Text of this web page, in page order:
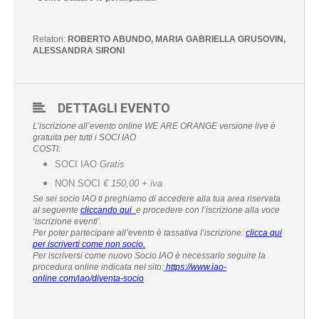
Relatori: ROBERTO ABUNDO, MARIA GABRIELLA GRUSOVIN,
ALESSANDRA SIRONI
DETTAGLI EVENTO
L’iscrizione all’evento online WE ARE ORANGE versione live è
gratuita per tutti i SOCI IAO
COSTI:
SOCI IAOGratis
NON SOCI€ 150,00 + iva
Se sei socio IAO ti preghiamo di accedere alla tua area riservata
al seguente cliccando qui e procedere con l’iscrizione alla voce
‘iscrizione eventi’.
Per poter partecipare all’evento è tassativa l’iscrizione: clicca qui
per iscriverti come non socio.
Per iscriversi come nuovo Socio IAO è necessario seguire la
procedura online indicata nel sito: https://www.iao-
online.com/iao/diventa-socio